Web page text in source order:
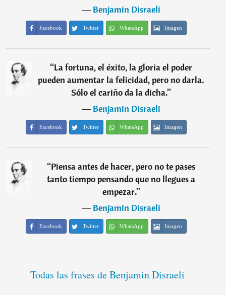
―Benjamin Disraeli
Facebook Twitter WhatsApp Imagen
“La fortuna, el éxito, la gloria el poder
pueden aumentar la felicidad, pero no darla.
Sólo el cariño da la dicha.”
―Benjamin Disraeli
Facebook Twitter WhatsApp Imagen
“Piensa antes de hacer, pero no te pases
tanto tiempo pensando que no llegues a
empezar.”
―Benjamin Disraeli
Facebook Twitter WhatsApp Imagen
Todas las frases de Benjamin Disraeli